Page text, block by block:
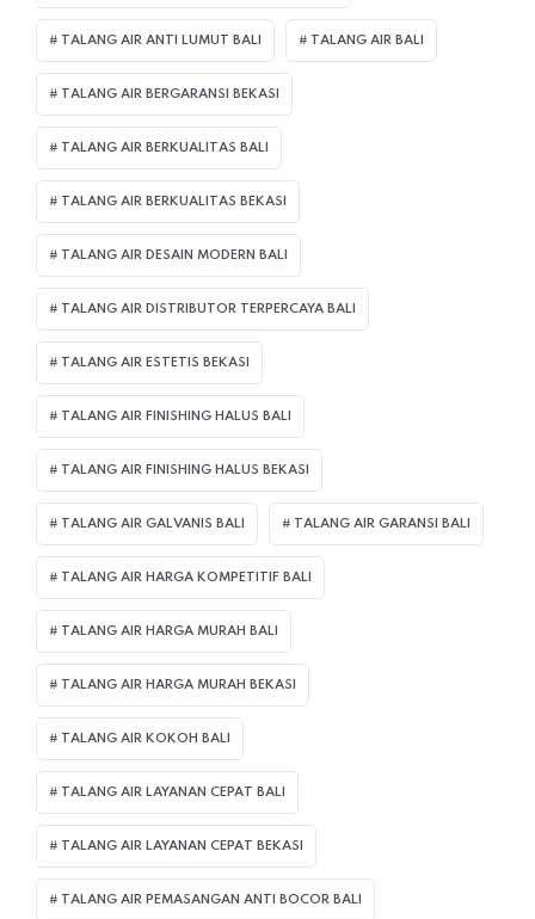
TALANG AIR ANTI LUMUT BALI TALANG AIR BALI
TALANG AIR BERGARANSI BEKASI
TALANG AIR BERKUALITAS BALI
TALANG AIR BERKUALITAS BEKASI
TALANG AIR DESAIN MODERN BALI
TALANG AIR DISTRIBUTOR TERPERCAYA BALI
TALANG AIR ESTETIS BEKASI
TALANG AIR FINISHING HALUS BALI
TALANG AIR FINISHING HALUS BEKASI
TALANG AIR GALVANIS BALI TALANG AIR GARANSI BALI
TALANG AIR HARGA KOMPETITIF BALI
TALANG AIR HARGA MURAH BALI
TALANG AIR HARGA MURAH BEKASI
TALANG AIR KOKOH BALI
TALANG AIR LAYANAN CEPAT BALI
TALANG AIR LAYANAN CEPAT BEKASI
TALANG AIR PEMASANGAN ANTI BOCOR BALI